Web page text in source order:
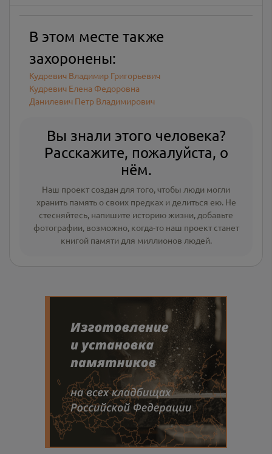
В этом месте также
захоронены:
Кудревич Владимир Григорьевич
Кудревич Елена Федоровна
Данилевич Петр Владимирович
Вы знали этого человека?
Расскажите, пожалуйста, о
нём.
Наш проект создан для того, чтобы люди могли
хранить память о своих предках и делиться ею. Не
стесняйтесь, напишите историю жизни, добавьте
фотографии, возможно, когда-то наш проект станет
книгой памяти для миллионов людей.